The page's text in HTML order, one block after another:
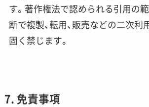
す。著作権法で認められる引用の
断で複製、転用、販売などの二次利
固く禁じます。
7. 免責事項